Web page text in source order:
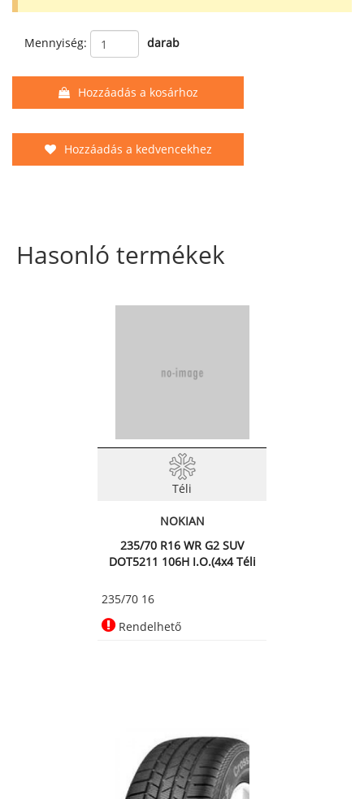
Mennyiség: darab
Hozzáadás a kosárhoz
Hozzáadás a kedvencekhez
Hasonló termékek
Téli
NOKIAN
235/70 R16 WR G2 SUV
DOT5211 106H I.O.(4x4 Téli
235/70 16
Rendelhető